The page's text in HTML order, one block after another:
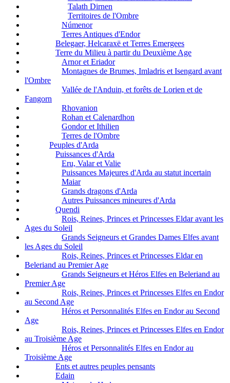
Talath Dirnen
Territoires de l'Ombre
Númenor
Terres Antiques d'Endor
Belegaer, Helcaraxë et Terres Emergees
Terre du Milieu à partir du Deuxième Age
Arnor et Eriador
Montagnes de Brumes, Imladris et Isengard avant
l'Ombre
Vallée de l'Anduin, et forêts de Lorien et de
Fangorn
Rhovanion
Rohan et Calenardhon
Gondor et Ithilien
Terres de l'Ombre
Peuples d'Arda
Puissances d'Arda
Eru, Valar et Valie
Puissances Majeures d'Arda au statut incertain
Maiar
Grands dragons d'Arda
Autres Puissances mineures d'Arda
Quendi
Rois, Reines, Princes et Princesses Eldar avant les
Ages du Soleil
Grands Seigneurs et Grandes Dames Elfes avant
les Ages du Soleil
Rois, Reines, Princes et Princesses Eldar en
Beleriand au Premier Age
Grands Seigneurs et Héros Elfes en Beleriand au
Premier Age
Rois, Reines, Princes et Princesses Elfes en Endor
au Second Age
Héros et Personnalités Elfes en Endor au Second
Age
Rois, Reines, Princes et Princesses Elfes en Endor
au Troisième Age
Héros et Personnalités Elfes en Endor au
Troisième Age
Ents et autres peuples pensants
Edain